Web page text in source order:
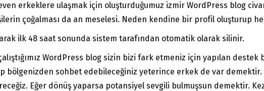
erkeklere ulaşmak için oluşturduğumuz izmir WordPress blog
çoğalması da an meselesi. Neden kendine bir profil oluşturup
ilk 48 saat sonunda sistem tarafından otomatik olarak silinir.
WordPress blog sizin bizi fark etmeniz için yapılan destek
bölgenizden sohbet edebileceğiniz yeterince erkek de var
Eğer dönüş yaparsa potansiyel sevgili bulmuşsun demektir.